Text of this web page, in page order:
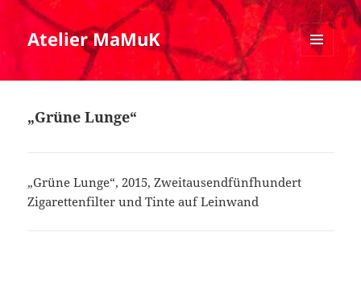
Atelier MaMuK
„Grüne Lunge“
„Grüne Lunge“, 2015, Zweitausendfünfhundert
Zigarettenfilter und Tinte auf Leinwand